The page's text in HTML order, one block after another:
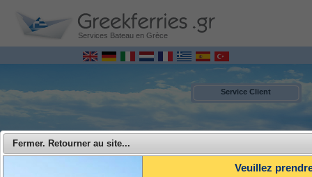
Services Bateau en Grèce
Service Client
Fermer. Retourner au site...
Veuillez